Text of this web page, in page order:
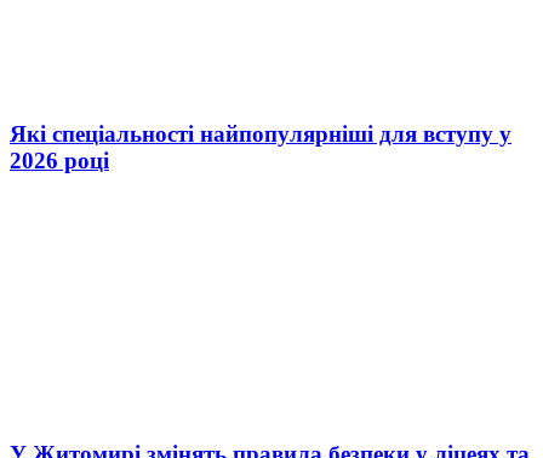
Які спеціальності найпопулярніші для вступу у
2026 році